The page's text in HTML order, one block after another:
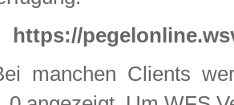
https://
manchen Clients